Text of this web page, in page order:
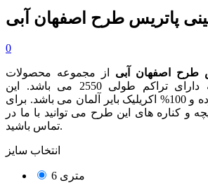
پاتریس طرح اصفهان آبی
0
طرح اصفهان آبی
از مجموعه محصولات
هفتصد شانه بوده که دارای تراکم طولی 2550 می باشد. این
محصول هشت رنگ بوده و 100% اکریلیک بایر آلمان می باشد. برای
و کناره های این طرح می توانید با ما در
تماس باشید.
انتخاب سایز
6 متری